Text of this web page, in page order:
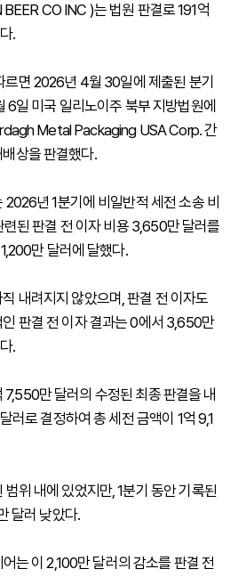
CO INC )는 법원 판결로 191억
.
르면 2026년 4월 30일에 제출된 분기
일 미국 일리노이주 북부 지방법원에
Metal Packaging USA Corp. 간
상을 판결했다.
년 1분기에 비일반적 세전 소송 비
된 판결 전 이자 비용 3,650만 달러를
만 달러에 달했다.
내려지지 않았으며, 판결 전 이자도
판결 전 이자 결과는 0에서 3,650만
.
만 달러의 수정된 최종 판결을 내
러로 결정하여 총 세전 금액이 1억 9,1
위 내에 있었지만, 1분기 동안 기록된
달러 낮았다.
는 이 2,100만 달러의 감소를 판결 전